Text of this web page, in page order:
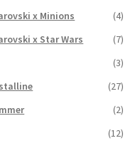
x Minions
(4)
x Star Wars
(7)
(3)
(27)
(2)
(12)